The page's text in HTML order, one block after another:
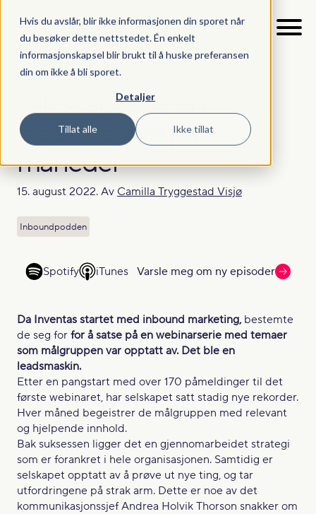
Hvis du avslår, blir ikke informasjonen din sporet når
du besøker dette nettstedet. Én enkelt
informasjonskapsel blir brukt til å huske preferansen
din om ikke å bli sporet.
Detaljer
Tillat alle Ikke tillat
Inboundpodden
Slik skapte de en
leadsmagnet på 8
måneder
15. august 2022. Av Camilla Tryggestad Visjø
Inboundpodden
Spotify iTunes Varsle meg om ny episoder
Da Inventas startet med inbound marketing, bestemte
de seg for for å satse på en webinarserie med temaer
som målgruppen var opptatt av. Det ble en
leadsmaskin.
Etter en pangstart med over 170 påmeldinger til det
første webinaret, har selskapet satt stadig nye rekorder.
Hver måned begeistrer de målgruppen med relevant
og hjelpende innhold.
Bak suksessen ligger det en gjennomarbeidet strategi
som er forankret i hele organisasjonen. Samtidig er
selskapet opptatt av å prøve ut nye ting, og tar
utfordringene på strak arm. Dette er noe av det
kommunikasjonssjef Andrea Holvik Thorson snakker om